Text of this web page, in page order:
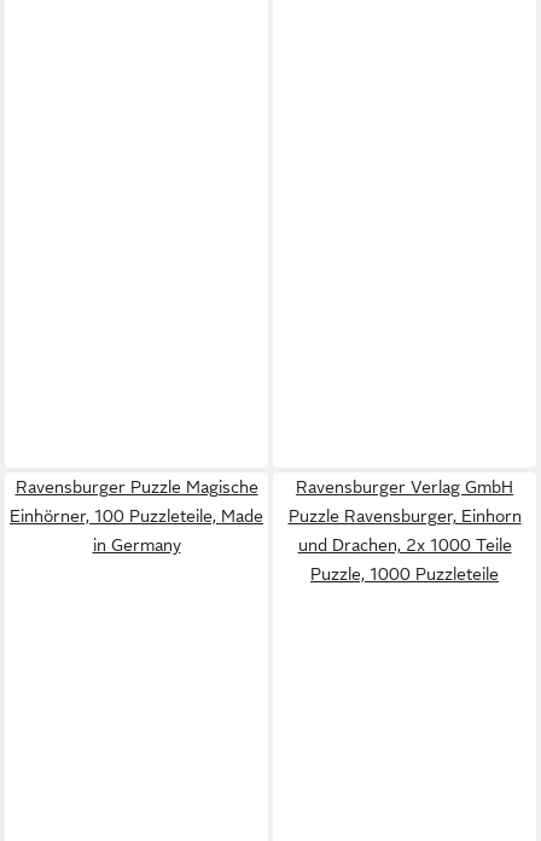
Ravensburger Puzzle Magische
Einhörner, 100 Puzzleteile, Made
in Germany
Ravensburger Verlag GmbH
Puzzle Ravensburger, Einhorn
und Drachen, 2x 1000 Teile
Puzzle, 1000 Puzzleteile